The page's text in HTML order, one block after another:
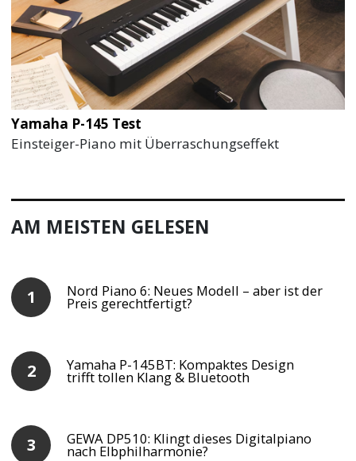
Yamaha P-145 Test
Einsteiger-Piano mit Überraschungseffekt
AM MEISTEN GELESEN
Nord Piano 6: Neues Modell – aber ist der
Preis gerechtfertigt?
Yamaha P-145BT: Kompaktes Design
trifft tollen Klang & Bluetooth
GEWA DP510: Klingt dieses Digitalpiano
nach Elbphilharmonie?